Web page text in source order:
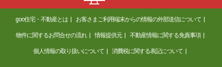
goo住宅・不動産とは お客さまご利用端末からの情報の外部送信について
物件に関するお問合せの流れ 情報提供元 不動産情報に関する免責事項
個人情報の取り扱いについて 消費税に関する表記について